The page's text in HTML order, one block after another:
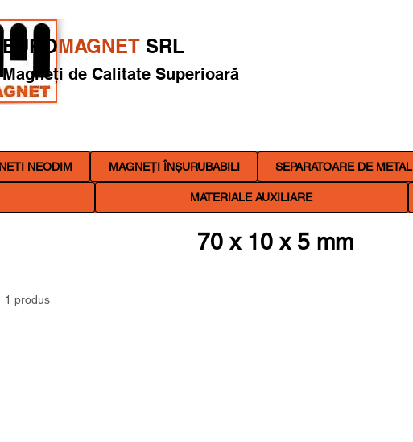
EUROMAGNET SRL
Magneți de Calitate Superioară
NEODIM MAGNEȚI ÎNȘURUBABILI SEPARATOARE DE METAL
MATERIALE AUXILIARE
70 x 10 x 5 mm
1 produs